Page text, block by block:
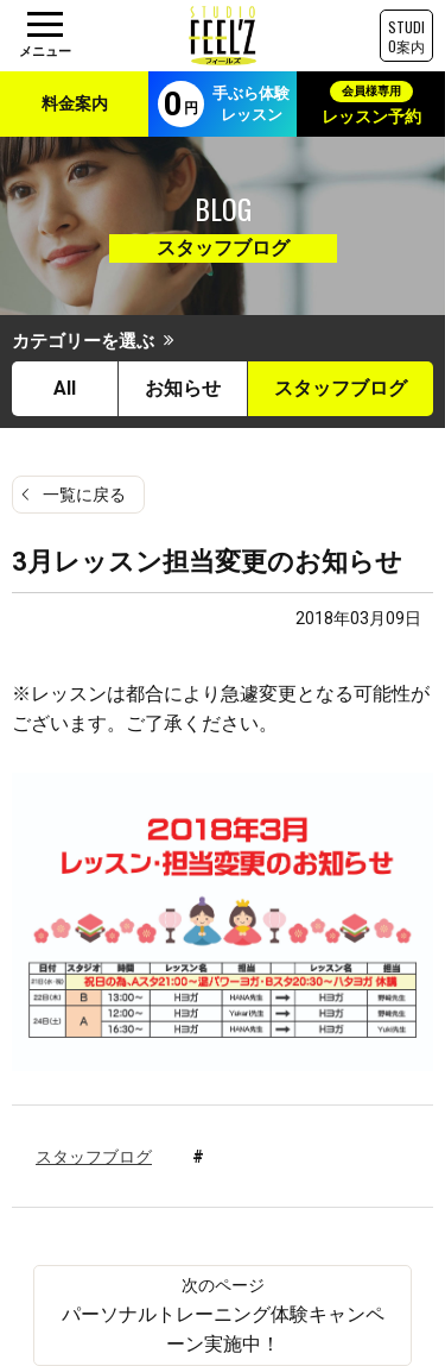
STUDI
O案内
料金案内
手ぶら体験
レッスン
レッスン予約
BLOG
スタッフブログ
カテゴリーを選ぶ
All お知らせ スタッフブログ
一覧に戻る
3月レッスン担当変更のお知らせ
2018年03月09日
※レッスンは都合により急遽変更となる可能性が
ございます。ご了承ください。
スタッフブログ
パーソナルトレーニング体験キャンペ
ーン実施中！